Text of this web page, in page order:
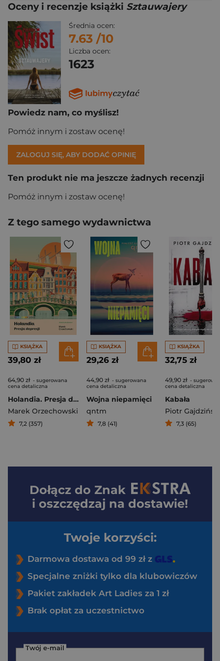
Oceny i recenzje książki Sztauwajery
Średnia ocen:
7.63 /10
Liczba ocen:
1623
Powiedz nam, co myślisz!
Pomóż innym i zostaw ocenę!
ZALOGUJ SIĘ, ABY DODAĆ OPINIĘ
Ten produkt nie ma jeszcze żadnych recenzji
Pomóż innym i zostaw ocenę!
Z tego samego wydawnictwa
KSIĄŻKA
39,80 zł
64,90 zł - sugerowana
cena detaliczna
Holandia. Presja depresji
Marek Orzechowski
7,2 (357)
KSIĄŻKA
29,26 zł
44,90 zł - sugerowana
cena detaliczna
Wojna niepamięci
qntm
7,8 (41)
KSIĄŻKA
32,75 zł
49,90 zł -
cena detaliczna
Kabała
Piotr Gajdziński
7,3 (65)
Dołącz do Znak
i oszczędzaj na dostawie!
Twoje korzyści:
Darmowa dostawa od 99 zł z
Specjalne zniżki tylko dla klubowiczów
Pakiet zakładek Art Ladies za 1 zł
Brak opłat za uczestnictwo
Twój e-mail